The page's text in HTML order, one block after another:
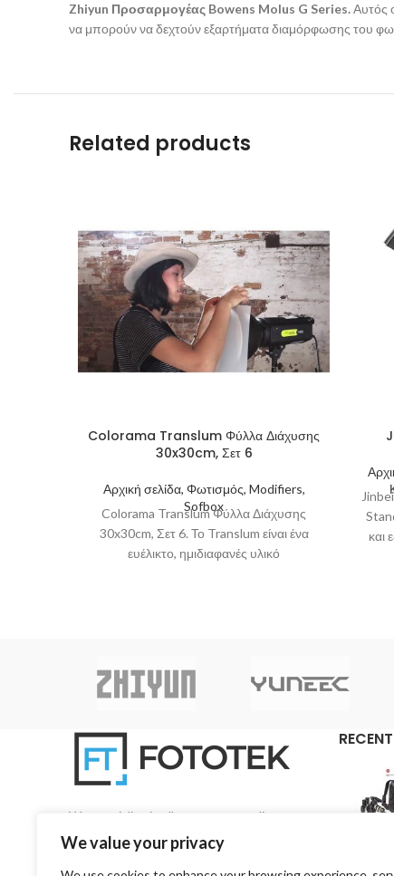
We value your privacy
Zhiyun Προσαρμογέας Bowens Molus G Series.Αυτός
να μπορούν να δεχτούν εξαρτήματα διαμόρφωσης του
Related products
Colorama Translum Φύλλα Διάχυσης
30x30cm, Σετ 6
Αρχική σελίδα, Φωτισμός, Modifiers,
Sofbox
Colorama Translum Φύλλα Διάχυσης
30x30cm, Σετ 6. Το Translum είναι ένα
ευέλικτο, ημιδιαφανές υλικό
και
We specialise in all aspects regarding
photography and videography on a pan-Cyprian